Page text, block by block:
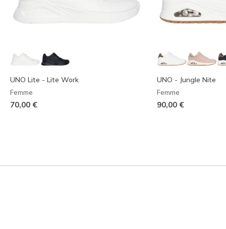
UNO Lite - Lite Work
Femme
70,00 €
UNO - Jungle Nite
Femme
90,00 €